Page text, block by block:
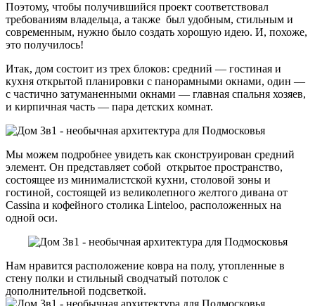
Поэтому, чтобы получившийся проект соответствовал
требованиям владельца, а также был удобным, стильным и
современным, нужно было создать хорошую идею. И, похоже,
это получилось!
Итак, дом состоит из трех блоков: средний — гостиная и
кухня открытой планировки с панорамными окнами, один —
с частично затуманенными окнами — главная спальня хозяев,
и кирпичная часть — пара детских комнат.
Мы можем подробнее увидеть как сконструирован средний
элемент. Он представляет собой открытое пространство,
состоящее из минималистской кухни, столовой зоны и
гостиной, состоящей из великолепного желтого дивана от
Cassina и кофейного столика Linteloo, расположенных на
одной оси.
Нам нравится расположение ковра на полу, утопленные в
стену полки и стильный сводчатый потолок с
дополнительной подсветкой.